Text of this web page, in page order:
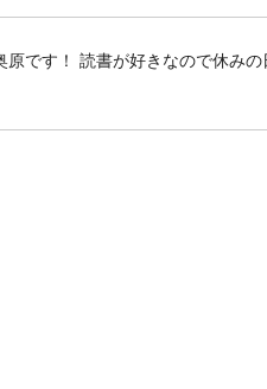
です！ 読書が好きなので休み